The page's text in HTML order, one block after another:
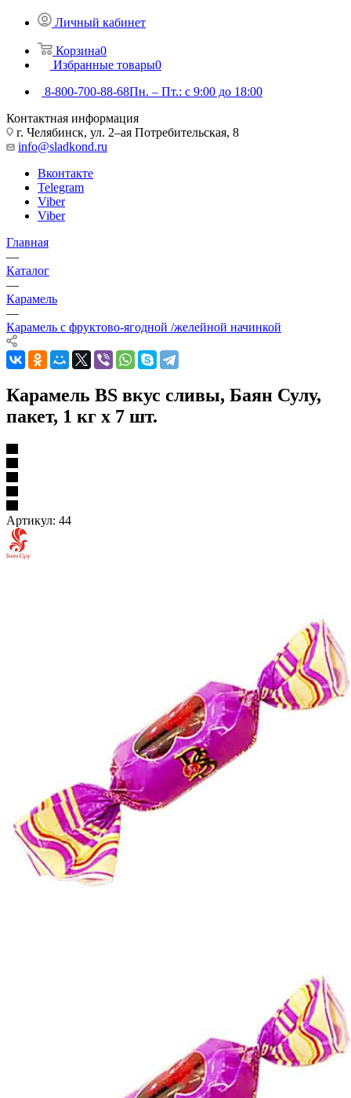
Личный кабинет
Корзина0
Избранные товары0
8-800-700-88-68Пн. – Пт.: с 9:00 до 18:00
Контактная информация
г. Челябинск, ул. 2–ая Потребительская, 8
info@sladkond.ru
Вконтакте
Telegram
Viber
Viber
Главная
—
Каталог
—
Карамель
—
Карамель с фруктово-ягодной /желейной начинкой
Карамель BS вкус сливы, Баян Сулу,
пакет, 1 кг х 7 шт.
Артикул: 44